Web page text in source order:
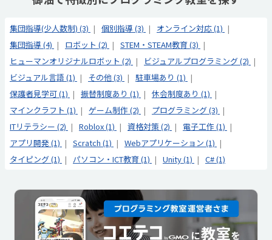
集団指導(少人数制) (3) 個別指導 (3)
オンライン対応 (1)
集団指導 (4)
ロボット (2)
STEM・STEAM教育 (3)
ヒューマンオリジナルロボット (2)
ビジュアルプログラミング (2)
ビジュアル言語 (1)
その他 (3)
駐車場あり (1)
保護者見学可 (1)
振替制度あり (1)
休会制度あり (1)
マインクラフト (1)
ゲーム制作 (2)
プログラミング (3)
ITリテラシー (2)
Roblox (1) 資格対策 (2)
電子工作 (1)
アプリ開発 (1)
Scratch (1)
Webアプリケーション (1)
タイピング (1)
パソコン・ICT教育 (1) Unity (1) C# (1)